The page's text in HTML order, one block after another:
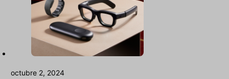
octubre 2, 2024